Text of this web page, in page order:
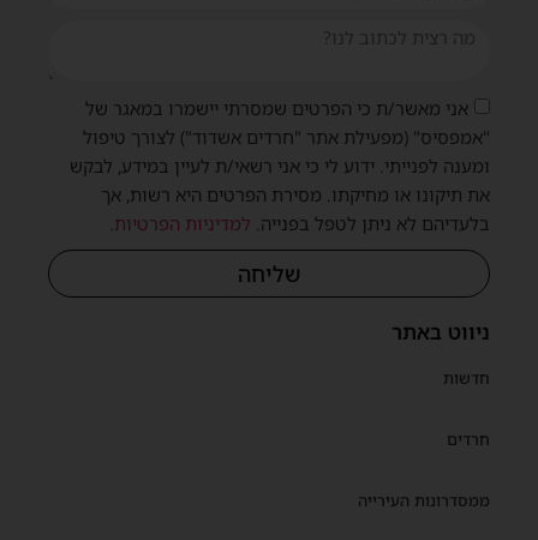
ניווט באתר
חדשות
חרדים
ממסדרונות העירייה
אני מאשר/ת כי הפרטים שמסרתי יישמרו במאגר של
"אמפסיס" (מפעילת אתר "חרדים אשדוד") לצורך טיפול
ומענה לפנייתי. ידוע לי כי אני רשאי/ת לעיין במידע, לבקש
את תיקונו או מחיקתו. מסירת הפרטים היא רשות, אך
בלעדיהם לא ניתן לטפל בפנייה. למדיניות הפרטיות
שליחה